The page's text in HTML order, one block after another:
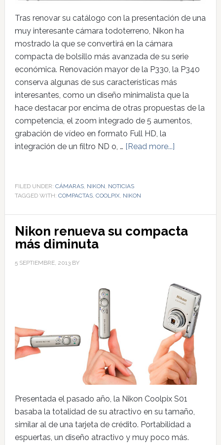
Tras renovar su catálogo con la presentación de una
muy interesante cámara todoterreno, Nikon ha
mostrado la que se convertirá en la cámara
compacta de bolsillo más avanzada de su serie
económica. Renovación mayor de la P330, la P340
conserva algunas de sus características más
interesantes, como un diseño minimalista que la
hace destacar por encima de otras propuestas de la
competencia, el zoom integrado de 5 aumentos,
grabación de vídeo en formato Full HD, la
integración de un filtro ND o, … [Read more...]
FILED UNDER: CÁMARAS, NIKON, NOTICIAS
TAGGED WITH: COMPACTAS, COOLPIX, NIKON
Nikon renueva su compacta
más diminuta
5 SEPTIEMBRE, 2013BY
Presentada el pasado año, la Nikon Coolpix S01
basaba la totalidad de su atractivo en su tamaño,
similar al de una tarjeta de crédito. Portabilidad a
espuertas, un diseño atractivo y muy poco más.